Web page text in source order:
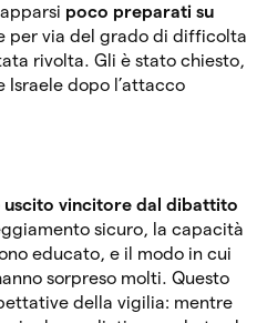
poco preparati su
per via del grado di difficolta
rivolta. Gli è stato chiesto,
dopo l’attacco
uscito vincitore dal dibattito
sicuro, la capacità
educato, e il modo in cui
sorpreso molti. Questo
della vigilia: mentre